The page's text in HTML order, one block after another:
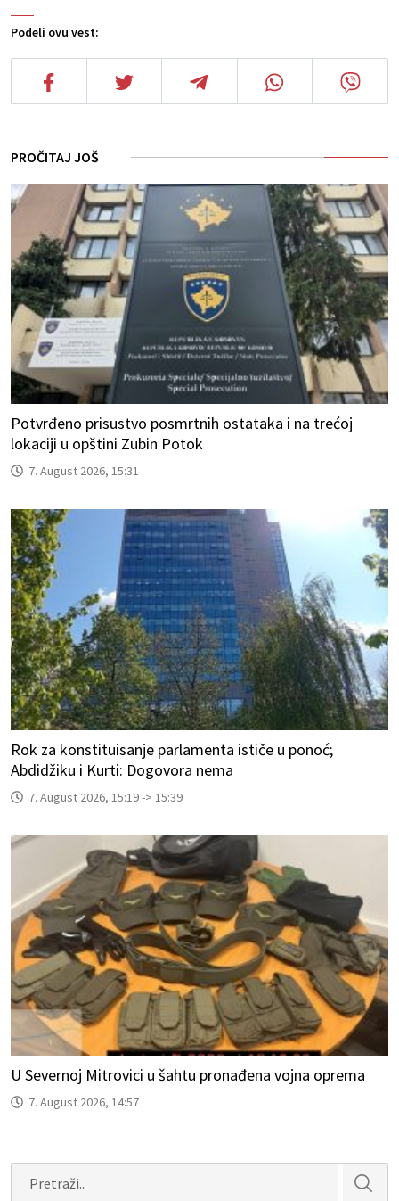
Podeli ovu vest:
PROČITAJ JOŠ
Potvrđeno prisustvo posmrtnih ostataka i na trećoj
lokaciji u opštini Zubin Potok
7. August 2026, 15:31
Rok za konstituisanje parlamenta ističe u ponoć;
Abdidžiku i Kurti: Dogovora nema
7. August 2026, 15:19 -> 15:39
U Severnoj Mitrovici u šahtu pronađena vojna oprema
7. August 2026, 14:57